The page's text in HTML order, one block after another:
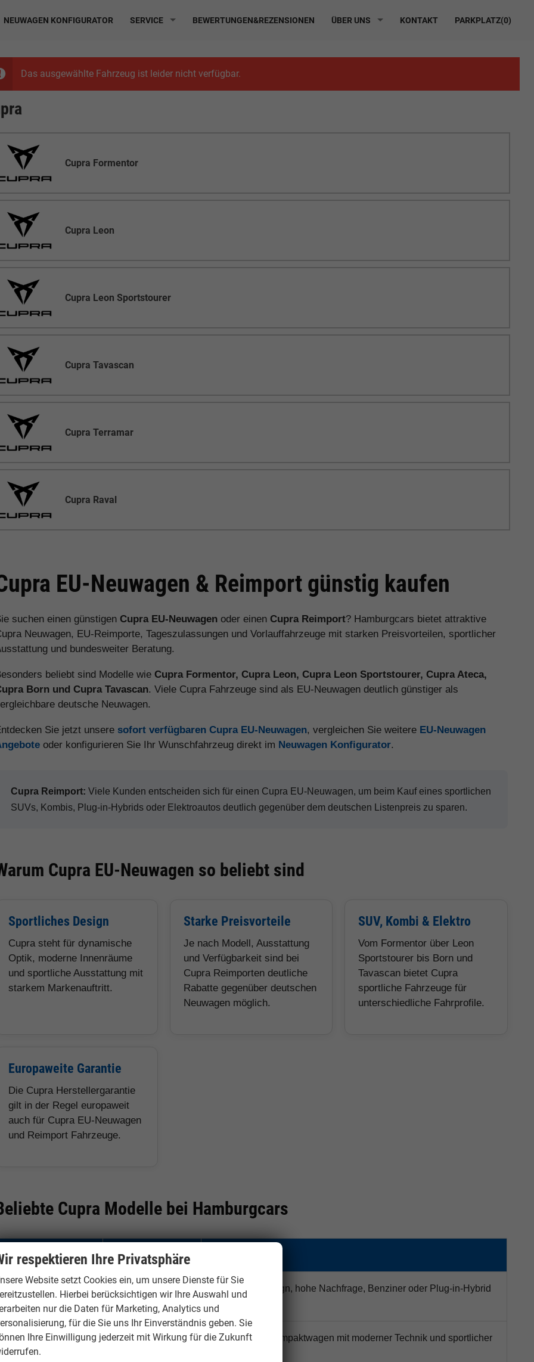
NEUWAGEN KONFIGURATOR SERVICE BEWERTUNGEN&REZENSIONEN ÜBER UNS KONTAKT PARKPLATZ(0)
Das ausgewählte Fahrzeug ist leider nicht verfügbar.
Cupra Formentor
Cupra Leon
Cupra Leon Sportstourer
Cupra Tavascan
Cupra Terramar
Cupra Raval
EU-Neuwagen & Reimport günstig kaufen
suchen einen günstigenCupra EU-Neuwagen oder einenCupra Reimport? Hamburgcars bietet attraktive
Neuwagen, EU-Reimporte, Tageszulassungen und Vorlauffahrzeuge mit starken Preisvorteilen, sportlicher
und bundesweiter Beratung.
beliebt sind Modelle wieCupra Formentor, Cupra Leon, Cupra Leon Sportstourer, Cupra Ateca,
Born und Cupra Tavascan. Viele Cupra Fahrzeuge sind als EU-Neuwagen deutlich günstiger als
deutsche Neuwagen.
Sie jetzt unsere sofort verfügbaren Cupra EU-Neuwagen, vergleichen Sie weitere EU-Neuwagen
oder konfigurieren Sie Ihr Wunschfahrzeug direkt im Neuwagen Konfigurator.
Cupra Reimport: Viele Kunden entscheiden sich für einen Cupra EU-Neuwagen, um beim Kauf eines sportlichen
SUVs, Kombis, Plug-in-Hybrids oder Elektroautos deutlich gegenüber dem deutschen Listenpreis zu sparen.
Cupra EU-Neuwagen so beliebt sind
Sportliches Design
Cupra steht für dynamische
Optik, moderne Innenräume
und sportliche Ausstattung mit
starkem Markenauftritt.
Starke Preisvorteile
Je nach Modell, Ausstattung
und Verfügbarkeit sind bei
Cupra Reimporten deutliche
Rabatte gegenüber deutschen
Neuwagen möglich.
SUV, Kombi & Elektro
Vom Formentor über Leon
Sportstourer bis Born und
Tavascan bietet Cupra
sportliche Fahrzeuge für
unterschiedliche Fahrprofile.
Europaweite Garantie
Die Cupra Herstellergarantie
gilt in der Regel europaweit
auch für Cupra EU-Neuwagen
und Reimport Fahrzeuge.
Cupra Modelle bei Hamburgcars
Modell Fahrzeugtyp
Cupra Formentor
SUV-Coupé /
Crossover
Sportliches Design, hohe Nachfrage, Benziner oder Plug-in-Hybrid
je nach Angebot
Cupra Leon Kompaktklasse
Dynamischer Kompaktwagen mit moderner Technik und sportlicher
respektieren Ihre Privatsphäre
Website setzt Cookies ein, um unsere Dienste für Sie
Hierbei berücksichtigen wir Ihre Auswahl und
nur die Daten für Marketing, Analytics und
für die Sie uns Ihr Einverständnis geben. Sie
Ihre Einwilligung jederzeit mit Wirkung für die Zukunft